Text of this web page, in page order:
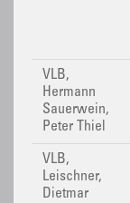
VLB,
Hermann
Sauerwein,
Peter Thiel
VLB,
Leischner,
Dietmar